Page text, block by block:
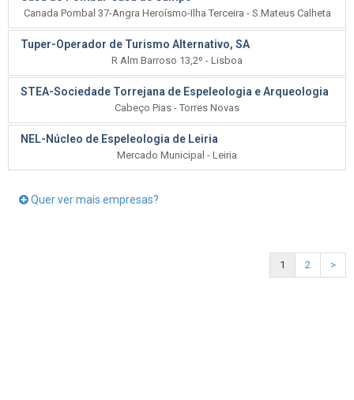
Canada Pombal 37-Angra Heroísmo-Ilha Terceira - S.Mateus Calheta
Tuper-Operador de Turismo Alternativo, SA
R Alm Barroso 13,2º - Lisboa
STEA-Sociedade Torrejana de Espeleologia e Arqueologia
Cabeço Pias - Torres Novas
NEL-Núcleo de Espeleologia de Leiria
Mercado Municipal - Leiria
Quer ver mais empresas?
1 2 >